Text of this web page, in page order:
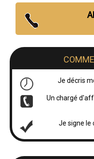
Je décris
Un chargé
Je signe le